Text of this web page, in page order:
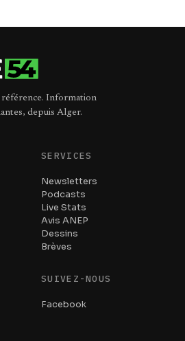
référence. Information
depuis Alger.
SERVICES
Newsletters
Podcasts
Live Stats
Avis ANEP
Dessins
Brèves
SUIVEZ-NOUS
Facebook